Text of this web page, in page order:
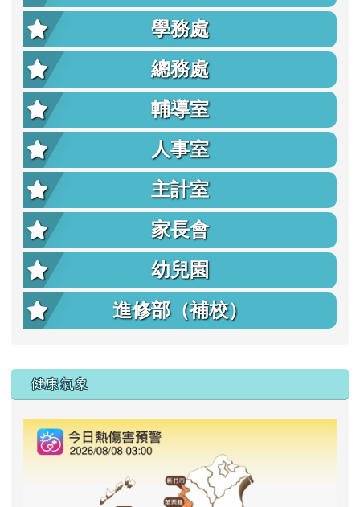
學務處
總務處
輔導室
人事室
主計室
家長會
幼兒園
進修部（補校）
右邊區域內容
健康氣象